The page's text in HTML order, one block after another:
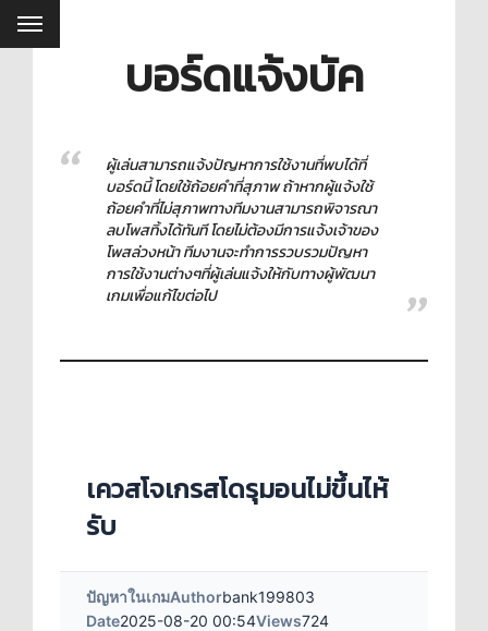
บอร์ดแจ้งบัค
ผู้เล่นสามารถแจ้งปัญหาการใช้งานที่พบได้ที่
บอร์ดนี้ โดยใช้ถ้อยคำที่สุภาพ ถ้าหากผู้แจ้งใช้
ถ้อยคำที่ไม่สุภาพทางทีมงานสามารถพิจารณา
ลบโพสทิ้งได้ทันที โดยไม่ต้องมีการแจ้งเจ้าของ
โพสล่วงหน้า ทีมงานจะทำการรวบรวมปัญหา
การใช้งานต่างๆที่ผู้เล่นแจ้งให้กับทางผู้พัฒนา
เกมเพื่อแก้ไขต่อไป
เควสโจเกรสโดรุมอนไม่ขึ้นไห้
รับ
ปัญหาในเกมAuthorbank199803
Date2025-08-20 00:54Views724